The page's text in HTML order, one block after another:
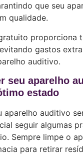
que seu
qualidade.
proporciona
gastos
auditivo.
seu aparelho
estado
aparelho auditivo
seguir algumas
Sempre limpe o
para retirar